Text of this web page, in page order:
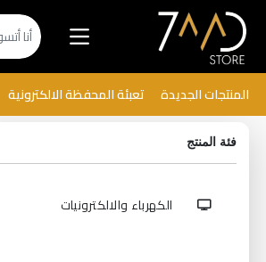
المنتجات الجديدة تعبئة المحفظة الالكترونية
فئة المنتج
الكهرباء والالكترونيات